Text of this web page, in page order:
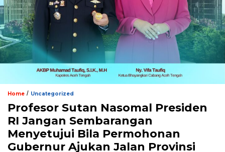
Home / Uncategorized
Profesor Sutan Nasomal Presiden
RI Jangan Sembarangan
Menyetujui Bila Permohonan
Gubernur Ajukan Jalan Provinsi